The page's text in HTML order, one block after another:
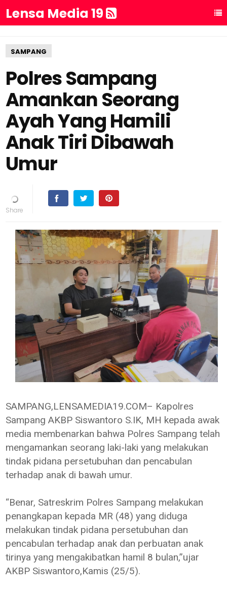
Lensa Media 19
SAMPANG
Polres Sampang
Amankan Seorang
Ayah Yang Hamili
Anak Tiri Dibawah
Umur
SAMPANG,LENSAMEDIA19.COM– Kapolres
Sampang AKBP Siswantoro S.IK, MH kepada awak
media membenarkan bahwa Polres Sampang telah
mengamankan seorang laki-laki yang melakukan
tindak pidana persetubuhan dan pencabulan
terhadap anak di bawah umur.
“Benar, Satreskrim Polres Sampang melakukan
penangkapan kepada MR (48) yang diduga
melakukan tindak pidana persetubuhan dan
pencabulan terhadap anak dan perbuatan anak
tirinya yang mengakibatkan hamil 8 bulan,”ujar
AKBP Siswantoro,Kamis (25/5).